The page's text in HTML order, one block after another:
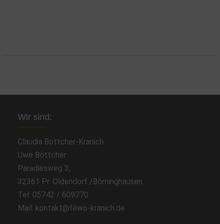
Wir sind:
Claudia Böttcher-Kranich
Uwe Böttcher
Paradiesweg 3,
32361 Pr. Oldendorf /Börninghausen
Tel: 05742 / 609770
Mail: kontakt@fewo-kranich.de